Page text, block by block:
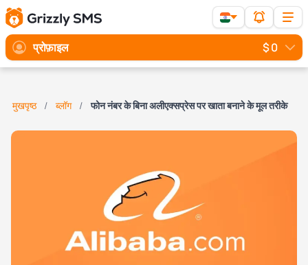
प्रोफ़ाइल $ 0
मुखपृष्ठ ब्लॉग फोन नंबर के बिना अलीएक्सप्रेस पर खाता बनाने के मूल तरीके